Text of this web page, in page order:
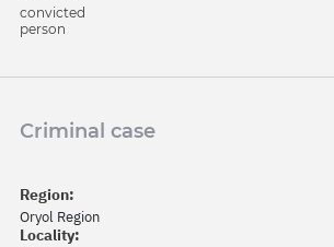
convicted
person
Criminal case
Region:
Oryol Region
Locality: